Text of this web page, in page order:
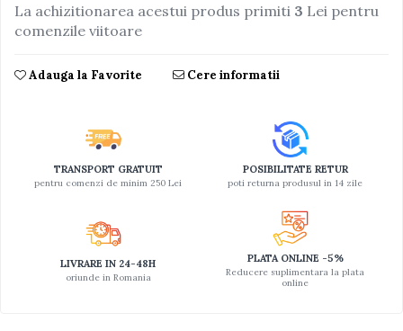
Muzica si instrumente
Plastilina
Saltelute si centre de activitati
Set Avioane si submarine
Seturi de rufe
Trenuri cu sine
La achizitionarea acestui produs primiti 3 Lei pentru
comenzile viitoare
Adauga la Favorite Cere informatii
TRANSPORT GRATUIT
pentru comenzi de minim 250 Lei
POSIBILITATE RETUR
poti returna produsul in 14 zile
LIVRARE IN 24-48H
oriunde in Romania
PLATA ONLINE -5%
Reducere suplimentara la plata
online